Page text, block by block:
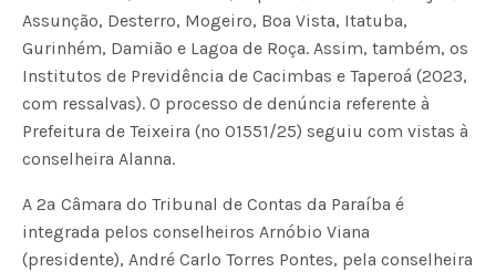
Assunção, Desterro, Mogeiro, Boa Vista, Itatuba,
Gurinhém, Damião e Lagoa de Roça. Assim, também, os
Institutos de Previdência de Cacimbas e Taperoá (2023,
com ressalvas). O processo de denúncia referente à
Prefeitura de Teixeira (nº 01551/25) seguiu com vistas à
conselheira Alanna.
A 2ª Câmara do Tribunal de Contas da Paraíba é
integrada pelos conselheiros Arnóbio Viana
(presidente), André Carlo Torres Pontes, pela conselheira